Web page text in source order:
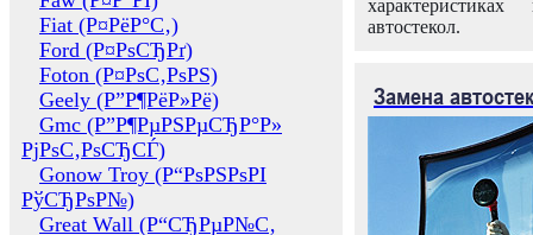
Fiat (Р¤РёР°С‚)
Ford (Р¤РѕСЂРґ)
Foton (Р¤РѕС‚РѕРЅ)
Geely (Р”Р¶РёР»Рё)
Gmc (Р”Р¶РµРЅРµСЂР°Р»
РјРѕС‚РѕСЂСЃ)
Gonow Troy (Р“РѕРЅРѕРІ
РўСЂРѕР№)
Great Wall (Р“СЂРµР№С‚
автостекол.
Замена